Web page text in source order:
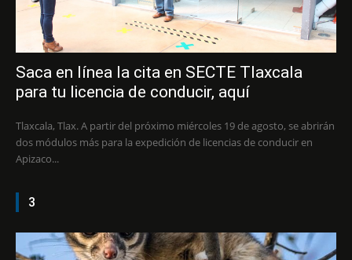
Saca en línea la cita en SECTE Tlaxcala
para tu licencia de conducir, aquí
Tlaxcala, Tlax. A partir del próximo miércoles 19 de agosto, se abrirán
dos módulos más para la expedición de licencias de conducir en
Apizaco...
3